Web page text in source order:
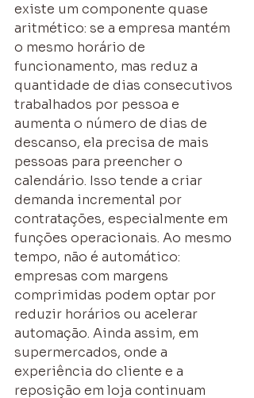
existe um componente quase
aritmético: se a empresa mantém
o mesmo horário de
funcionamento, mas reduz a
quantidade de dias consecutivos
trabalhados por pessoa e
aumenta o número de dias de
descanso, ela precisa de mais
pessoas para preencher o
calendário. Isso tende a criar
demanda incremental por
contratações, especialmente em
funções operacionais. Ao mesmo
tempo, não é automático:
empresas com margens
comprimidas podem optar por
reduzir horários ou acelerar
automação. Ainda assim, em
supermercados, onde a
experiência do cliente e a
reposição em loja continuam